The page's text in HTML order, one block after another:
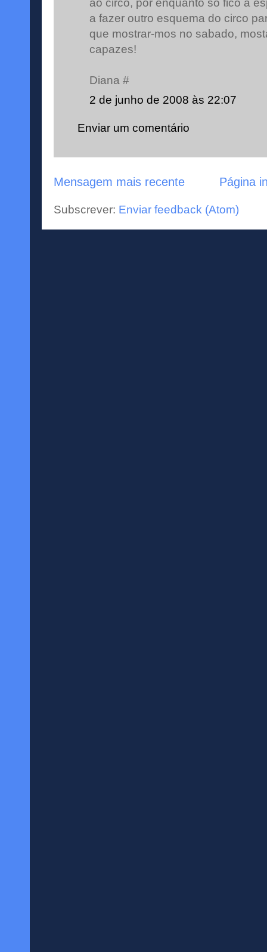
ao circo, por enquanto so fico á
a fazer outro esquema do circo
que mostrar-mos no sabado,
capazes!
Diana #
2 de junho de 2008 às 22:07
Enviar um comentário
Mensagem mais recente Página
Subscrever: Enviar feedback (Atom)